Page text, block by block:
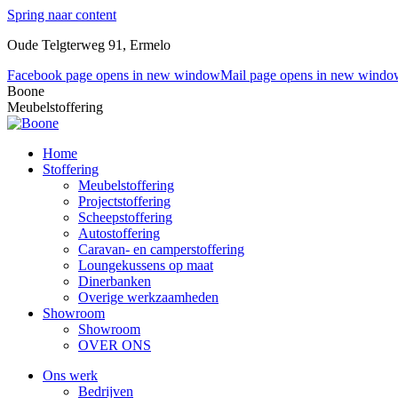
Spring naar content
Oude Telgterweg 91, Ermelo
Facebook page opens in new windowMail page opens in new
Boone
Meubelstoffering
Home
Stoffering
Meubelstoffering
Projectstoffering
Scheepstoffering
Autostoffering
Caravan- en camperstoffering
Loungekussens op maat
Dinerbanken
Overige werkzaamheden
Showroom
Showroom
OVER ONS
Ons werk
Bedrijven